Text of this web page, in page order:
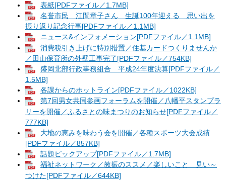
表紙[PDFファイル／1.7MB]
名誉市民 江間章子さん 生誕100年迎える 思い出を
振り返り記念行事[PDFファイル／1.1MB]
ニュース&インフォメーション[PDFファイル／1.1MB]
消費税引き上げに特別措置／住基カードつくりませんか
／田山保育所の外壁工事完了[PDFファイル／754KB]
盛岡北部行政事務組合 平成24年度決算[PDFファイル／
1.5MB]
各課からのホットライン[PDFファイル／1022KB]
第7回男女共同参画フォーラムを開催／八幡平スタンプラ
リーを開催／ふるさとの味まつりのお知らせ[PDFファイル／
777KB]
大地の恵みを味わう会を開催／各種スポーツ大会成績
[PDFファイル／857KB]
話題ピックアップ[PDFファイル／1.7MB]
福祉ネットワーク／教振のススメ／楽しいこと 見い～
つけた[PDFファイル／644KB]